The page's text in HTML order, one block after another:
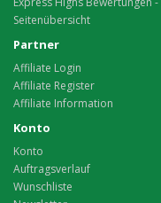
Seitenübersicht
Partner
Affiliate Login
Affiliate Register
Affiliate Information
Konto
Konto
Auftragsverlauf
Wunschliste